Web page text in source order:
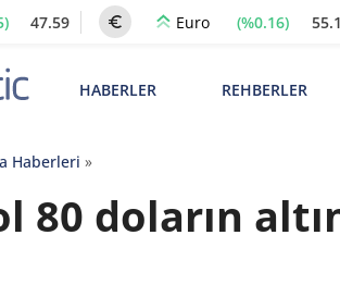
47.59 Euro (%0.16)
HABERLER REHBERLER
Haberleri »
80 doların